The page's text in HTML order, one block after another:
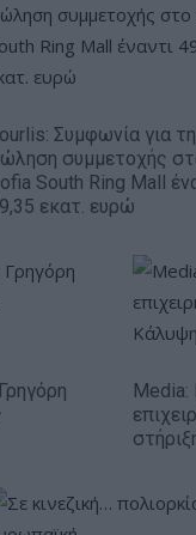
Συμφωνία για
συμμετοχής
South Ring Mall
εκατ. ευρώ
Media: